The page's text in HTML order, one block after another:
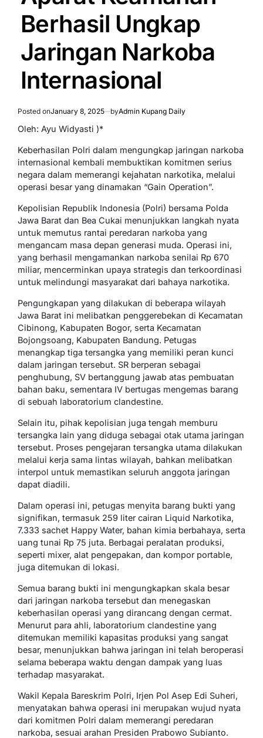
Berhasil Ungkap
Jaringan Narkoba
Internasional
Posted onJanuary 8, 2025 byAdmin Kupang Daily
Oleh: Ayu Widyasti )*
Keberhasilan Polri dalam mengungkap jaringan narkoba
internasional kembali membuktikan komitmen serius
negara dalam memerangi kejahatan narkotika, melalui
operasi besar yang dinamakan “Gain Operation”.
Kepolisian Republik Indonesia (Polri) bersama Polda
Jawa Barat dan Bea Cukai menunjukkan langkah nyata
untuk memutus rantai peredaran narkoba yang
mengancam masa depan generasi muda. Operasi ini,
yang berhasil mengamankan narkoba senilai Rp 670
miliar, mencerminkan upaya strategis dan terkoordinasi
untuk melindungi masyarakat dari bahaya narkotika.
Pengungkapan yang dilakukan di beberapa wilayah
Jawa Barat ini melibatkan penggerebekan di Kecamatan
Cibinong, Kabupaten Bogor, serta Kecamatan
Bojongsoang, Kabupaten Bandung. Petugas
menangkap tiga tersangka yang memiliki peran kunci
dalam jaringan tersebut. SR berperan sebagai
penghubung, SV bertanggung jawab atas pembuatan
bahan baku, sementara IV bertugas mengemas barang
di sebuah laboratorium clandestine.
Selain itu, pihak kepolisian juga tengah memburu
tersangka lain yang diduga sebagai otak utama jaringan
tersebut. Proses pengejaran tersangka utama dilakukan
melalui kerja sama lintas wilayah, bahkan melibatkan
interpol untuk memastikan seluruh anggota jaringan
dapat diadili.
Dalam operasi ini, petugas menyita barang bukti yang
signifikan, termasuk 259 liter cairan Liquid Narkotika,
7.333 sachet Happy Water, bahan kimia berbahaya, serta
uang tunai Rp 75 juta. Berbagai peralatan produksi,
seperti mixer, alat pengepakan, dan kompor portable,
juga ditemukan di lokasi.
Semua barang bukti ini mengungkapkan skala besar
dari jaringan narkoba tersebut dan menegaskan
keberhasilan operasi yang dirancang dengan cermat.
Menurut para ahli, laboratorium clandestine yang
ditemukan memiliki kapasitas produksi yang sangat
besar, menunjukkan bahwa jaringan ini telah beroperasi
selama beberapa waktu dengan dampak yang luas
terhadap masyarakat.
Wakil Kepala Bareskrim Polri, Irjen Pol Asep Edi Suheri,
menyatakan bahwa operasi ini merupakan wujud nyata
dari komitmen Polri dalam memerangi peredaran
narkoba, sesuai arahan Presiden Prabowo Subianto.